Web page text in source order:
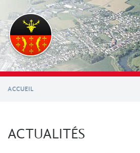
contenu
principal
ACCUEIL
ACTUALITÉS